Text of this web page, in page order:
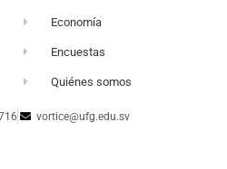
Economía
Encuestas
Quiénes somos
vortice@ufg.edu.sv